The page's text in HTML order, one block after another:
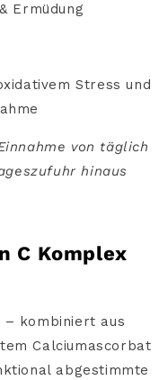
Ermüdung
Stressund
von täglich
hinaus
C Komplex
– kombiniert aus
Calciumascorbat
abgestimmte